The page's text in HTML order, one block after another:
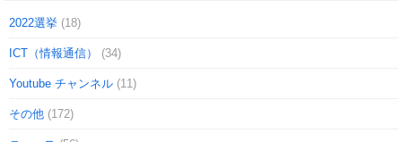
2022選挙 (18)
ICT（情報通信） (34)
Youtube チャンネル (11)
その他 (172)